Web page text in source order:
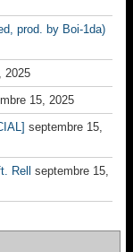
prod. by Boi-1da)
2025
15, 2025
septembre 15,
Rell
septembre 15,